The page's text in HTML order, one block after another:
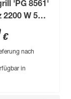
'PG 8561'
W 58,5
cm
€
nach
in